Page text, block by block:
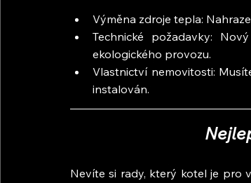
Výměna zdroje tepla:
Technické požadavky:
ekologického provozu.
Vlastnictví nemovitosti:
instalován.
Nevíte si rady, který kotel je pro